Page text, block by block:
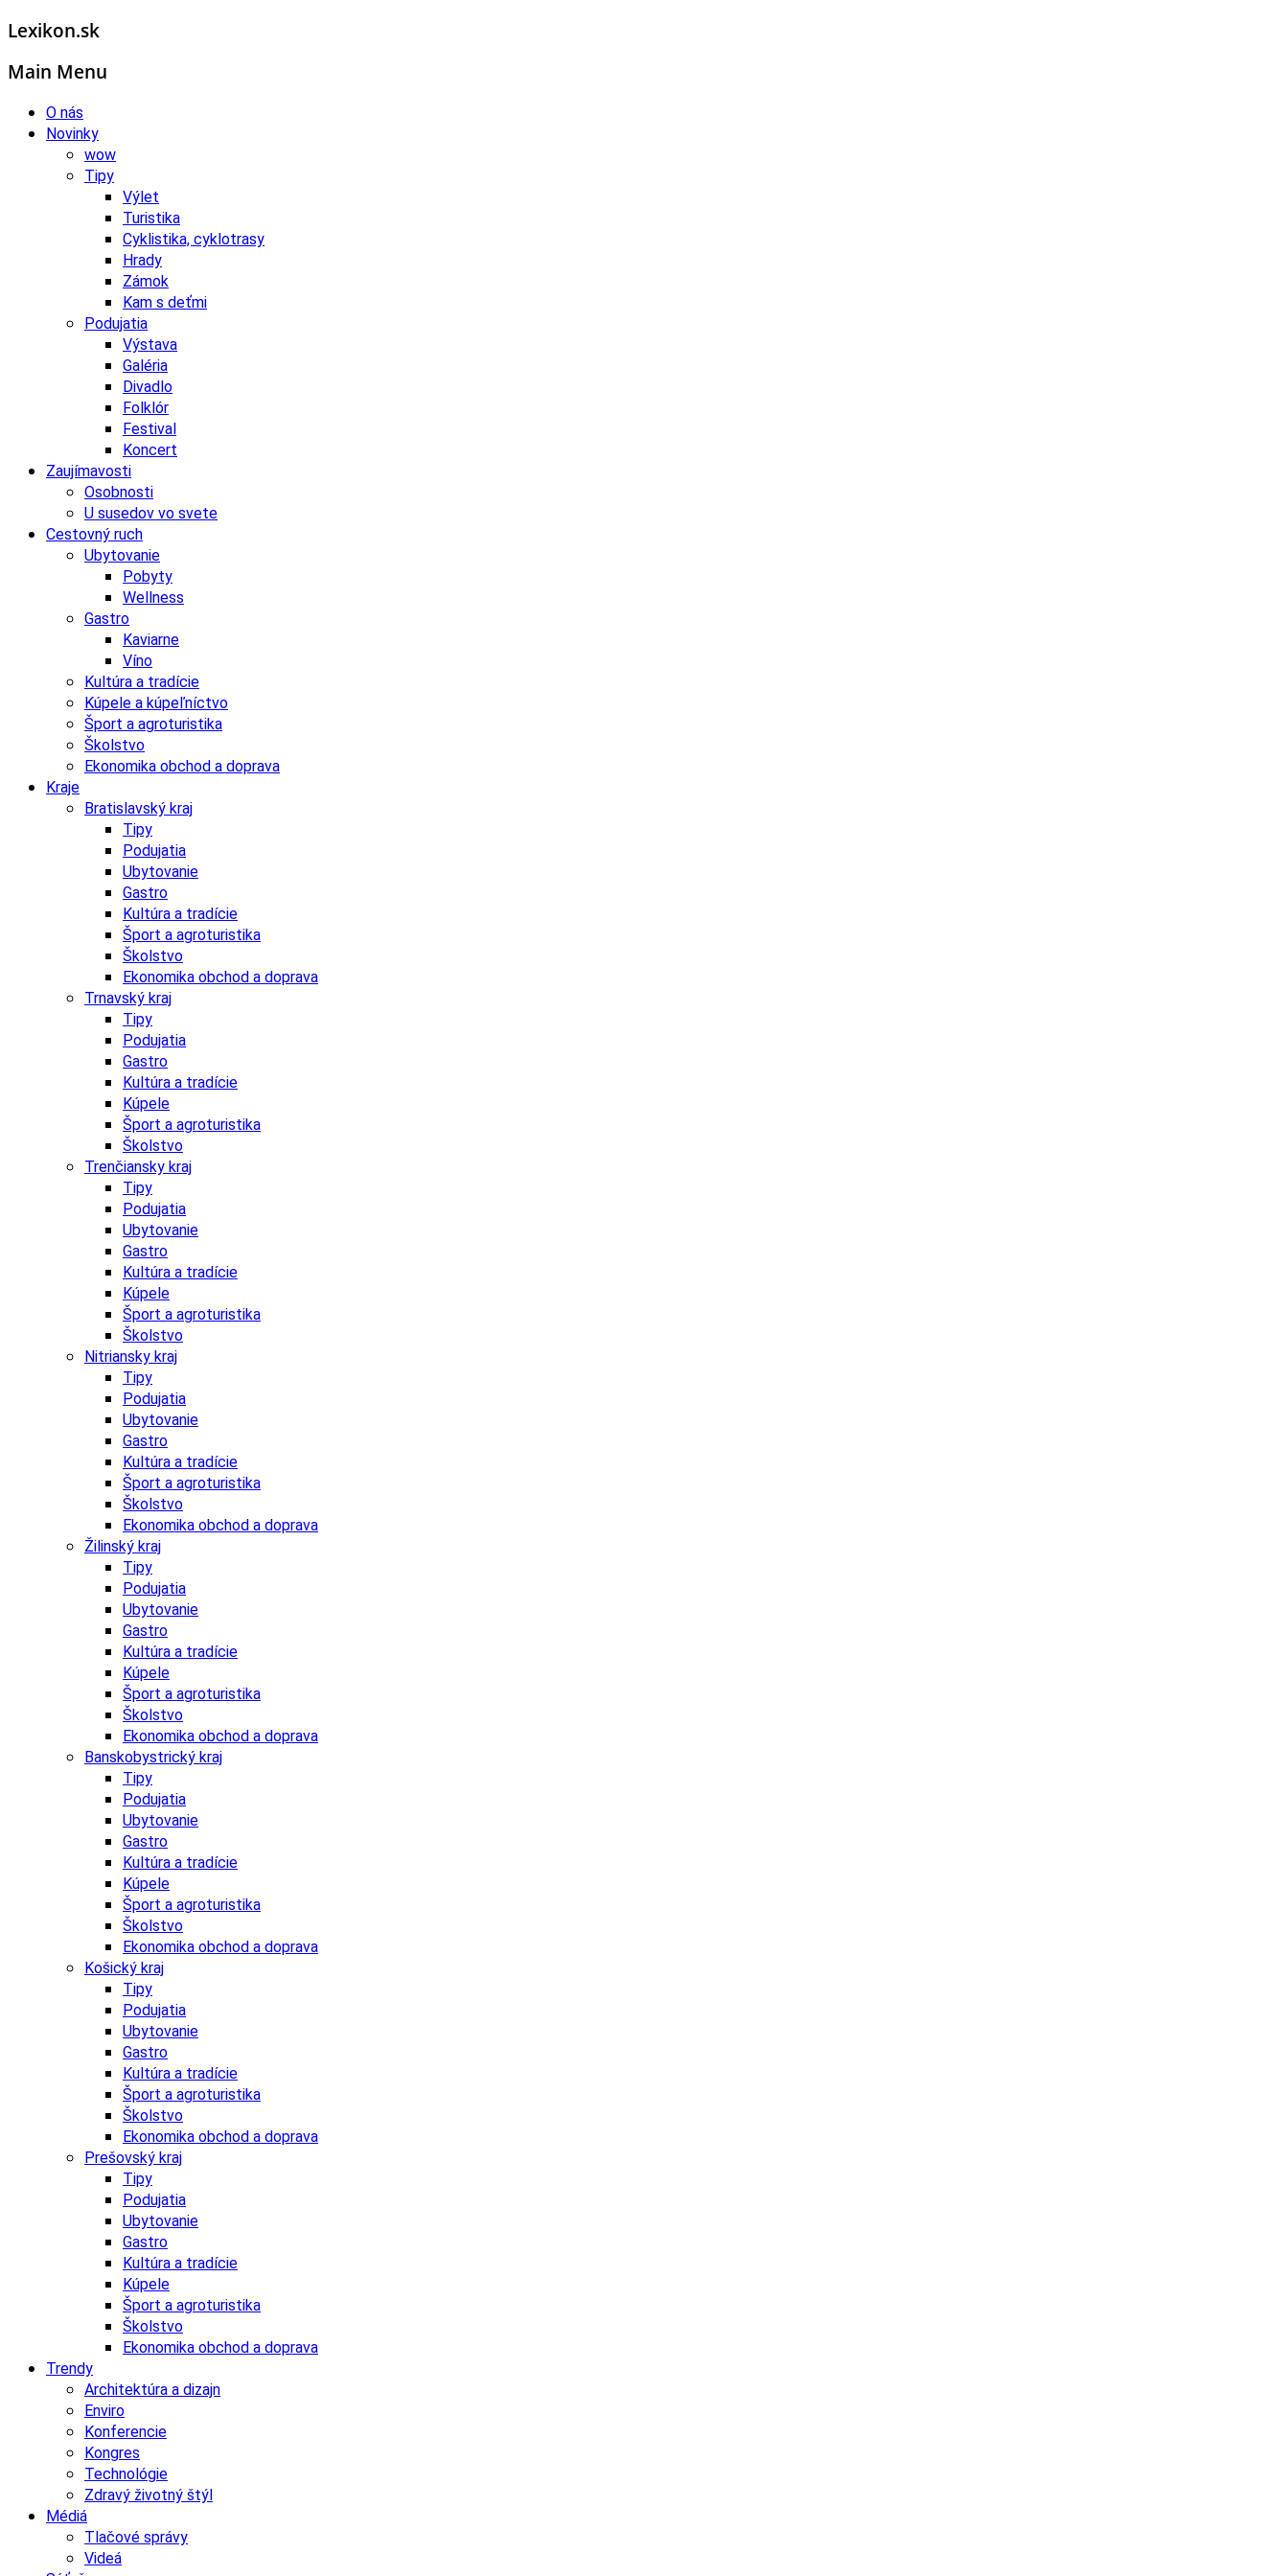
Lexikon.sk
Main Menu
O nás
Novinky
wow
Tipy
Výlet
Turistika
Cyklistika, cyklotrasy
Hrady
Zámok
Kam s deťmi
Podujatia
Výstava
Galéria
Divadlo
Folklór
Festival
Koncert
Zaujímavosti
Osobnosti
U susedov vo svete
Cestovný ruch
Ubytovanie
Pobyty
Wellness
Gastro
Kaviarne
Víno
Kultúra a tradície
Kúpele a kúpeľníctvo
Šport a agroturistika
Školstvo
Ekonomika obchod a doprava
Kraje
Bratislavský kraj
Tipy
Podujatia
Ubytovanie
Gastro
Kultúra a tradície
Šport a agroturistika
Školstvo
Ekonomika obchod a doprava
Trnavský kraj
Tipy
Podujatia
Gastro
Kultúra a tradície
Kúpele
Šport a agroturistika
Školstvo
Trenčiansky kraj
Tipy
Podujatia
Ubytovanie
Gastro
Kultúra a tradície
Kúpele
Šport a agroturistika
Školstvo
Nitriansky kraj
Tipy
Podujatia
Ubytovanie
Gastro
Kultúra a tradície
Šport a agroturistika
Školstvo
Ekonomika obchod a doprava
Žilinský kraj
Tipy
Podujatia
Ubytovanie
Gastro
Kultúra a tradície
Kúpele
Šport a agroturistika
Školstvo
Ekonomika obchod a doprava
Banskobystrický kraj
Tipy
Podujatia
Ubytovanie
Gastro
Kultúra a tradície
Kúpele
Šport a agroturistika
Školstvo
Ekonomika obchod a doprava
Košický kraj
Tipy
Podujatia
Ubytovanie
Gastro
Kultúra a tradície
Šport a agroturistika
Školstvo
Ekonomika obchod a doprava
Prešovský kraj
Tipy
Podujatia
Ubytovanie
Gastro
Kultúra a tradície
Kúpele
Šport a agroturistika
Školstvo
Ekonomika obchod a doprava
Trendy
Architektúra a dizajn
Enviro
Konferencie
Kongres
Technológie
Zdravý životný štýl
Médiá
Tlačové správy
Videá